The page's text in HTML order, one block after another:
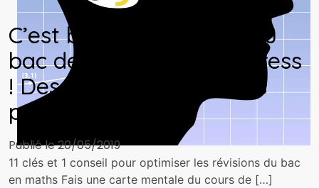
C’est bientôt l’épreuve du
bac de maths. Pas de stress
! Des clés et des conseils
pour réussir.
Publié le 20/05/2019
11 clés et 1 conseil pour optimiser les révisions du bac
en maths Fais une carte mentale du cours de […]